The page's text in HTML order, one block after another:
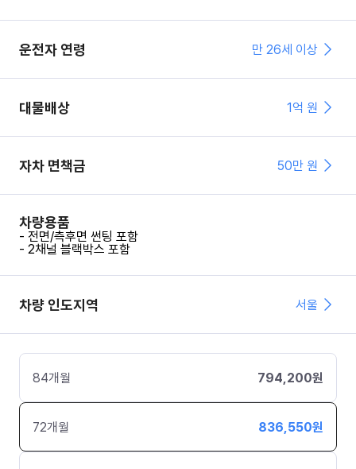
운전자 연령 만 26세 이상
대물배상 1억 원
자차 면책금 50만 원
차량용품
- 전면/측후면 썬팅 포함
- 2채널 블랙박스 포함
차량 인도지역 서울
84개월 794,200원
72개월 836,550원